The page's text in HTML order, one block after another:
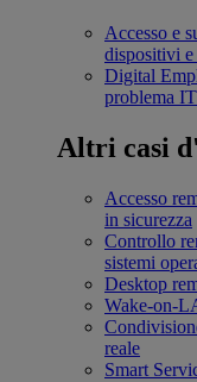
Accesso e
dispositivi
Digital
problema
Altri casi
Accesso
in sicurezza
Controllo
sistemi
Desktop
Wake-on-
reale
Smart